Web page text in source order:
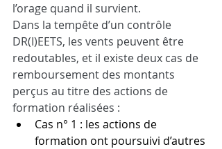
l’orage quand il survient.
Dans la tempête d’un contrôle
DR(I)EETS, les vents peuvent être
redoutables, et il existe deux cas de
remboursement des montants
perçus au titre des actions de
formation réalisées :
Cas n° 1 : les actions de
formation ont poursuivi d’autres